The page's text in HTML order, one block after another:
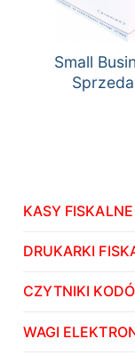
Small
KASY FISKALNE
DRUKARKI
CZYTNIKI
WAGI